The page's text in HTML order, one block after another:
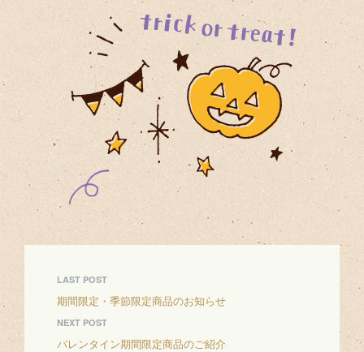
LAST POST
期間限定・季節限定商品のお知らせ
NEXT POST
バレンタイン期間限定商品のご紹介